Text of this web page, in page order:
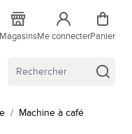
MagasinsMe connecterPanier
/ Machine à café